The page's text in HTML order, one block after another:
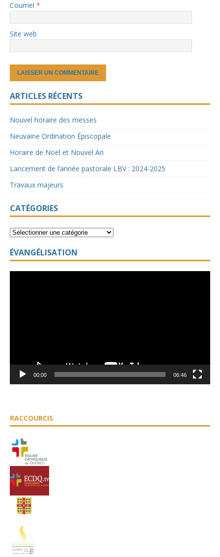
Courriel *
Site web
ARTICLES RÉCENTS
Nouvel horaire des messes
Neuvaine Ordination Épiscopale
Horaire de Noël et Nouvel An
Lancement de l’année pastorale LBV : 2024-2025
Travaux majeurs
CATÉGORIES
ÉVANGÉLISATION
00:00 06:46
RACCOURCIS